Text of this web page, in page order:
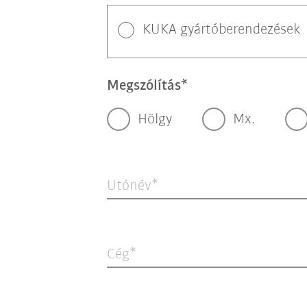
KUKA gyártóberendezések
Megszólítás
Hölgy Mx.
Utónév
Cég